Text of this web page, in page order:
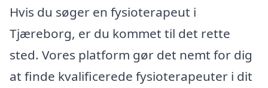
Hvis du søger en fysioterapeut i
Tjæreborg, er du kommet til det rette
sted. Vores platform gør det nemt for dig
at finde kvalificerede fysioterapeuter i dit